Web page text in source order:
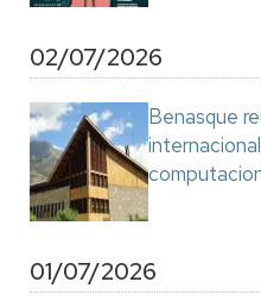
02/07/2026
Benasque
01/07/2026